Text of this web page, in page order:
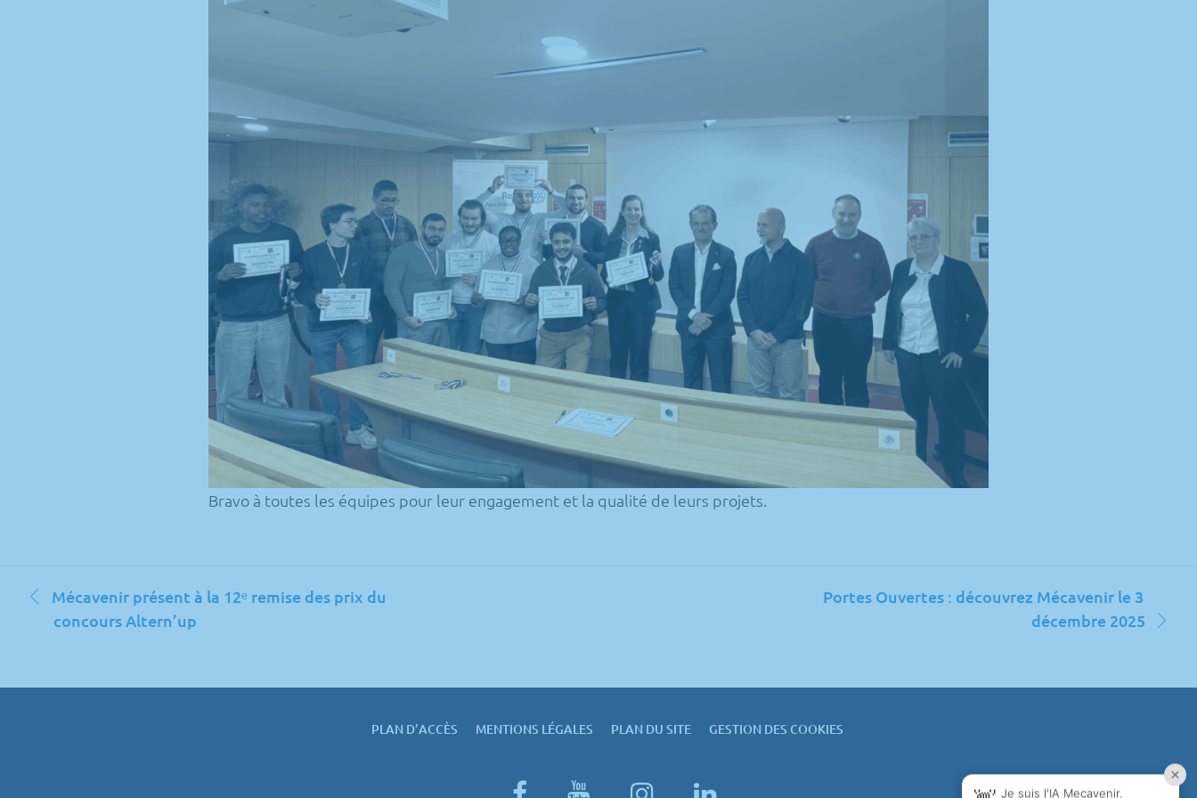
Bravo à toutes les équipes pour leur engagement et la qualité de leurs projets.
Navigation
Mécavenir présent à la 12ᵉ remise des prix du
concours Altern’up
Portes Ouvertes : découvrez Mécavenir le 3
décembre 2025
PLAN D’ACCÈS MENTIONS LÉGALES PLAN DU SITE GESTION DES COOKIES
facebookyoutubeinstagram